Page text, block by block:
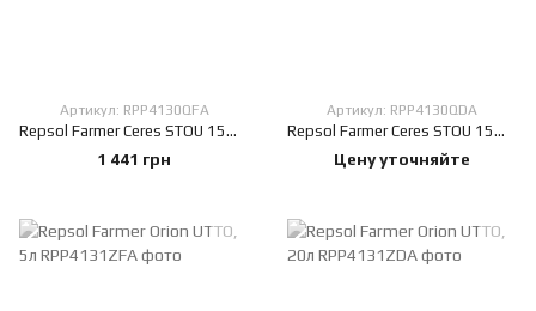
Артикул: RPP4130QFA
Repsol Farmer Ceres STOU 15W-40, 5л
1 441 грн
Артикул: RPP4130QDA
Repsol Farmer Ceres STOU 15W-40, 20л
Цену уточняйте